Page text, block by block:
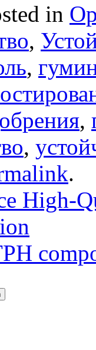
in
,
,
,
,
.
High-